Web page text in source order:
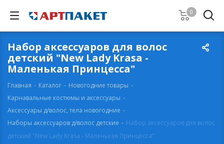
0
Набор аксессуаров для волос
детский "New Lady Krasa -
Маленькая Принцесса"
Главная - Каталог - Новогодние товары -
Карнавальные костюмы и аксессуары -
Аксессуары д/волос, тела новогодние -
Наборы аксессуаров д/волос детские - Набор аксессуаров для волос
детский "New Lady Krasa - Маленькая Принцесса"